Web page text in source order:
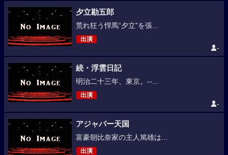
夕立勘五郎
荒れ狂う悍馬“夕立”を張...
出演
-
続・浮雲日記
明治二十三年、東京。--...
出演
-
アジャパー天国
富豪朝比奈家の主人篤雄は...
出演